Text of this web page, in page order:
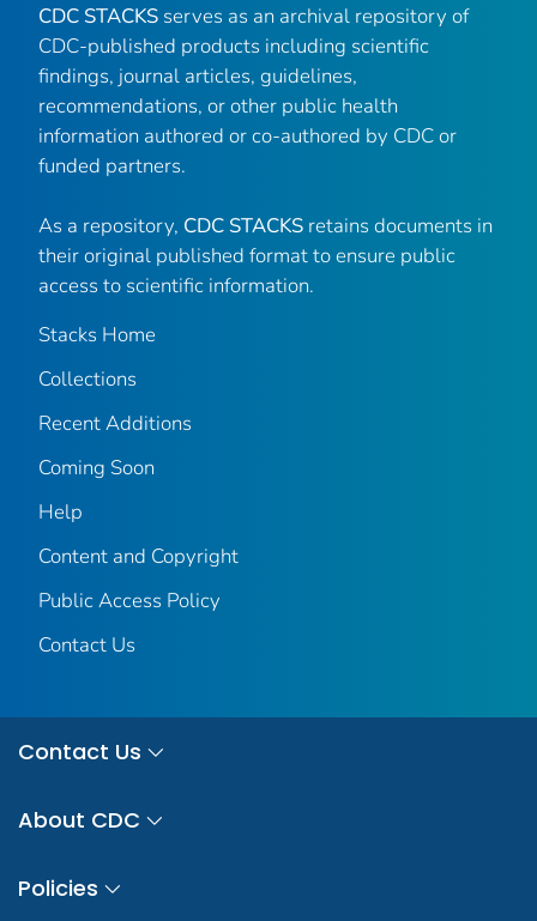
CDC STACKS serves as an archival repository of
CDC-published products including scientific
findings, journal articles, guidelines,
recommendations, or other public health
information authored or co-authored by CDC or
funded partners.
As a repository, CDC STACKS retains documents in
their original published format to ensure public
access to scientific information.
Stacks Home
Collections
Recent Additions
Coming Soon
Help
Content and Copyright
Public Access Policy
Contact Us
Contact Us
About CDC
Policies